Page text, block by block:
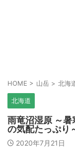
HOME > 山岳 > 北海
北海道
雨竜沼湿原 ～
の気配たっぷり
2020年7月21日